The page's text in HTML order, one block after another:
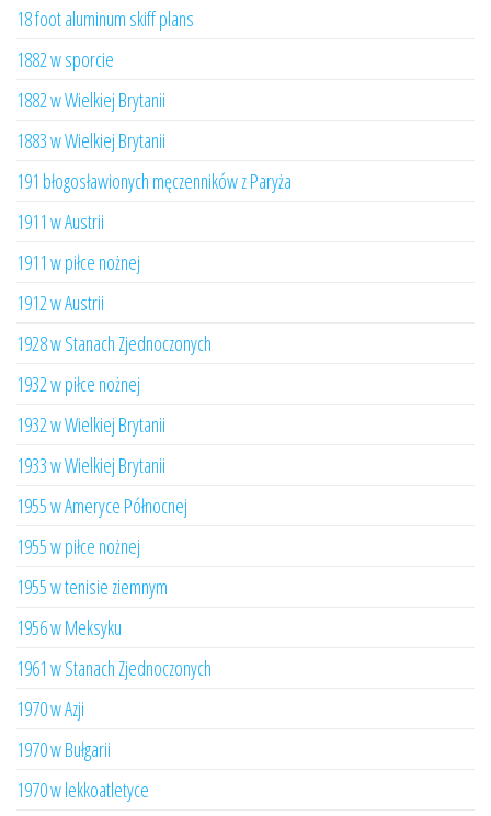
18 foot aluminum skiff plans
1882 w sporcie
1882 w Wielkiej Brytanii
1883 w Wielkiej Brytanii
191 błogosławionych męczenników z Paryża
1911 w Austrii
1911 w piłce nożnej
1912 w Austrii
1928 w Stanach Zjednoczonych
1932 w piłce nożnej
1932 w Wielkiej Brytanii
1933 w Wielkiej Brytanii
1955 w Ameryce Północnej
1955 w piłce nożnej
1955 w tenisie ziemnym
1956 w Meksyku
1961 w Stanach Zjednoczonych
1970 w Azji
1970 w Bułgarii
1970 w lekkoatletyce